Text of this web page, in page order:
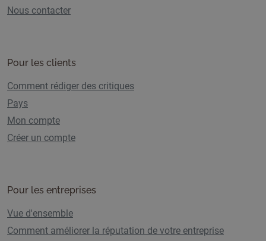
Nous contacter
Pour les clients
Comment rédiger des critiques
Pays
Mon compte
Créer un compte
Pour les entreprises
Vue d'ensemble
Comment améliorer la réputation de votre entreprise